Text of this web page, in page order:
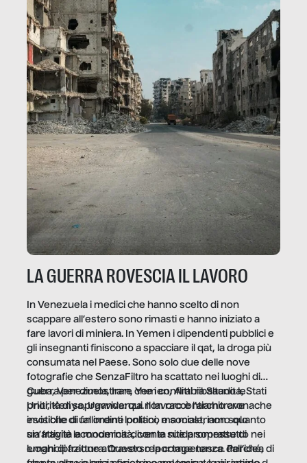
LA GUERRA ROVESCIA IL LAVORO
In Venezuela i medici che hanno scelto di non
scappare all’estero sono rimasti e hanno iniziato a
fare lavori di miniera. In Yemen i dipendenti pubblici e
gli insegnanti finiscono a spacciare il qat, la droga più
consumata nel Paese. Sono solo due delle nove
fotografie che SenzaFiltro ha scattato nei luoghi di
guerra per dimostrare che i conflitti ribaltano le
priorità di sopravvivenza. Il lavoro è l’architrave
invisibile di un ordine politico e sociale, non solo
un’attività economica: diventa nitida soprattutto nei
luoghi di frattura. Questo reportage nasce dall’idea
Cuba, Venezuela, Iran, Yemen, Arabia Saudita, Stati
Uniti, Kenya, Uganda: qui non raccontiamo cronache
esotiche di fallimenti lontani, ma mostriamo quanto
sia fragile la modernità, con le sue promesse di
emancipazione attraverso la competenza. Perché, di